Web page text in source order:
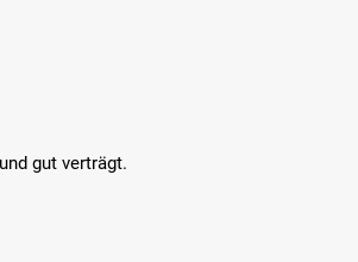
gut verträgt.